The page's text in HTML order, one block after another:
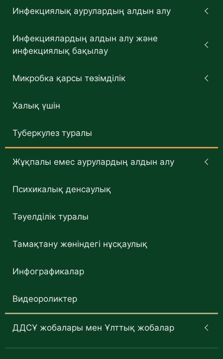
Инфекциялық аурулардың алдын алу
Инфекциялардың алдын алу және
инфекциялық бақылау
Микробка қарсы төзімділік
Халық үшін
Туберкулез туралы
Жұқпалы емес аурулардың алдын алу
Психикалық денсаулық
Тәуелділік туралы
Тамақтану жөніндегі нұсқаулық
Инфографикалар
Видеороликтер
ДДСҰ жобалары мен Ұлттық жобалар